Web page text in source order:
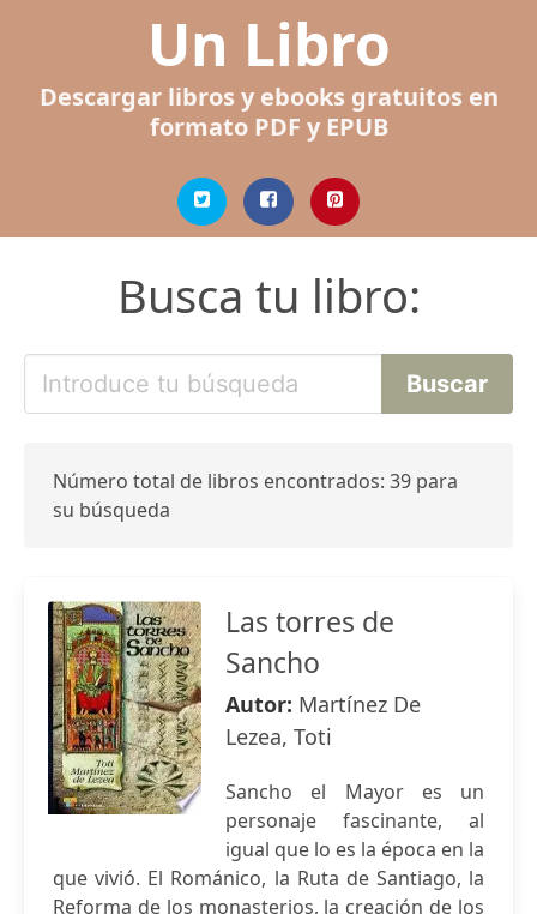
Un Libro
Descargar libros y ebooks gratuitos en
formato PDF y EPUB
Busca tu libro:
Número total de libros encontrados: 39 para
su búsqueda
Las torres de
Sancho
Autor: Martínez De
Lezea, Toti
Sancho el Mayor es un
personaje fascinante, al
igual que lo es la época en la
que vivió. El Románico, la Ruta de Santiago, la
Reforma de los monasterios, la creación de los